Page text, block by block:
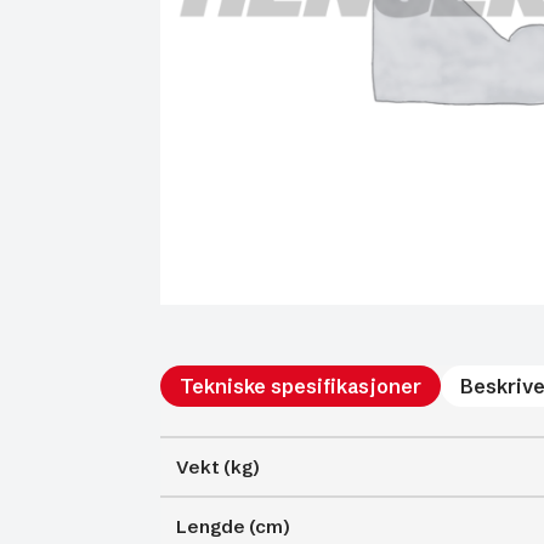
Tekniske spesifikasjoner
Vekt (kg)
Lengde (cm)